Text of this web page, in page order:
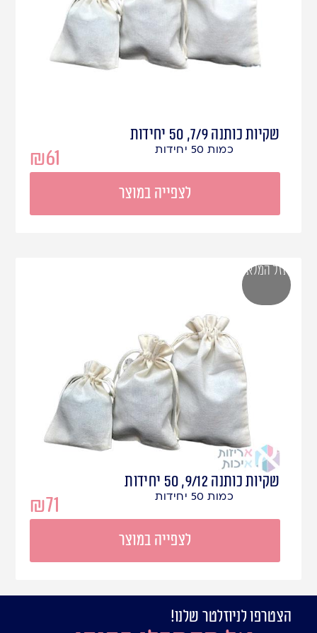
שקיות כותנה 7/9, 50 יחידות
₪61 כמות 50 יחידות
לצפייה במוצר
שקיות כותנה 9/12, 50 יחידות
₪71 כמות 50 יחידות
לצפייה במוצר
אזל המלאי
הצטרפו לניוזלטר שלנו!